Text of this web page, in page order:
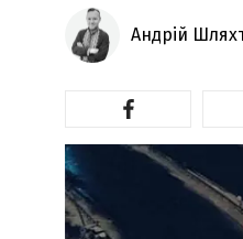
Андрій